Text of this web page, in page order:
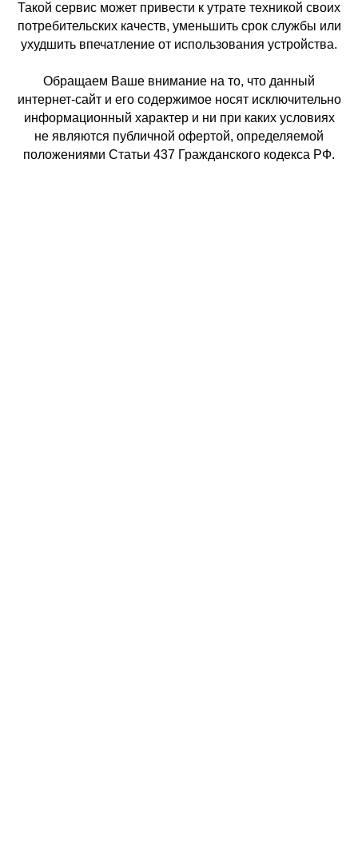
Такой сервис может привести к утрате техникой своих
потребительских качеств, уменьшить срок службы или
ухудшить впечатление от использования устройства.
Обращаем Ваше внимание на то, что данный
интернет-сайт и его содержимое носят исключительно
информационный характер и ни при каких условиях
не являются публичной офертой, определяемой
положениями Статьи 437 Гражданского кодекса РФ.